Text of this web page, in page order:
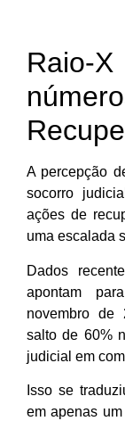
Raio-
A percepção
socorro
ações de
uma escalada
Dados
apontam
novembro de
salto de 60%
judicial em
Isso se
em apenas